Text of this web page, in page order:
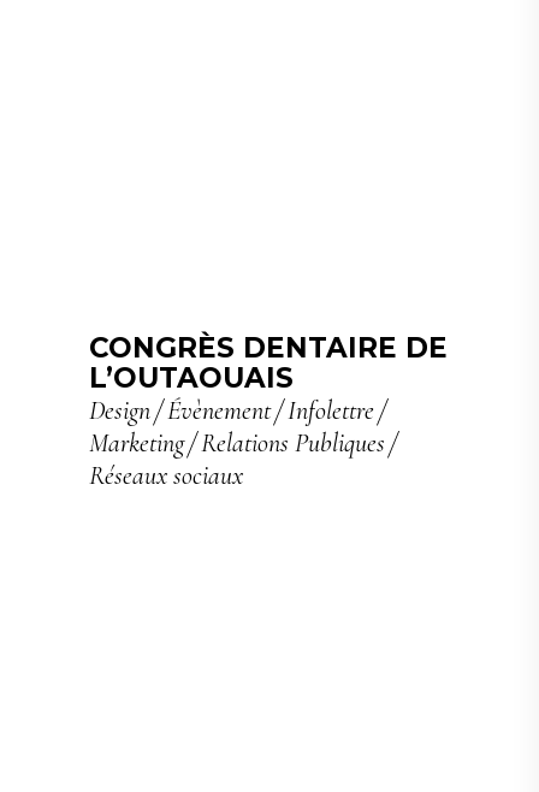
CONGRÈS DENTAIRE DE
L’OUTAOUAIS
Design Évènement Infolettre
Marketing Relations Publiques
Réseaux sociaux